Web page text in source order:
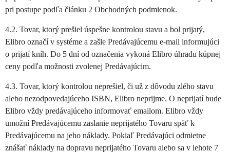
pri postupe podľa článku 2 Obchodných podmienok.
4.2. Tovar, ktorý prešiel úspešne kontrolou stavu a bol prijatý,
Elibro označí v systéme a zašle Predávajúcemu e-mail informujúci
o prijatí kníh. Do 5 dní od označenia vykoná Elibro úhradu kúpnej
ceny podľa možnosti zvolenej Predávajúcim.
4.3. Tovar, ktorý kontrolou neprešiel, či už z dôvodu zlého stavu
alebo nezodpovedajúceho ISBN, Elibro neprijme. O neprijatí bude
Elibro vždy predávajúceho informovať emailom. Elibro vždy
umožní Predávajúcemu zaslanie neprijatého Tovaru späť k
Predávajúcemu na jeho náklady. Pokiaľ Predávajúci odmietne
znášať náklady na dopravu neprijatého Tovaru alebo sa v lehote 7